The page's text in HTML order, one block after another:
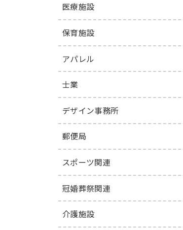
医療施設
保育施設
アパレル
士業
デザイン事務所
郵便局
スポーツ関連
冠婚葬祭関連
介護施設